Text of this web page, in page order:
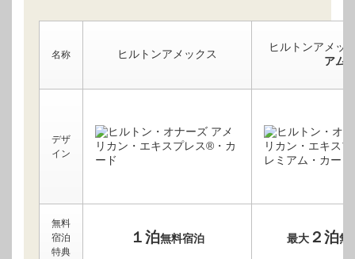
名称 ヒルトンアメックス
ヒルトンアメッ
アム
デザ
イン
無料
宿泊
特典
１泊無料宿泊 最大２泊無